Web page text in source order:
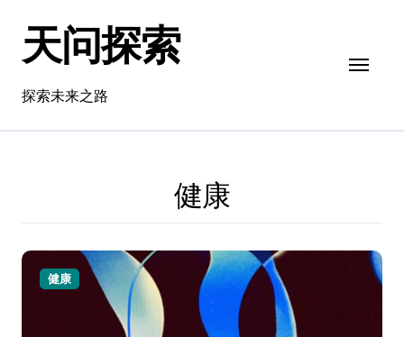
天问探索
探索未来之路
健康
健康